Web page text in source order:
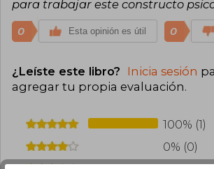
para trabajar este constructo
0 Esta opinión es útil 0
¿Leíste este libro? Inicia sesión
agregar tu propia evaluación.
100% (1)
0% (0)